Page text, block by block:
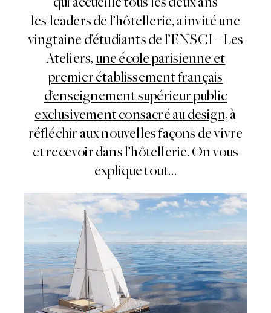
les leaders de l’hôtellerie, a invité une
vingtaine d’étudiants de l’ENSCI – Les
Ateliers, une école parisienne et
premier établissement français
d’enseignement supérieur public
exclusivement consacré au design, à
réfléchir aux nouvelles façons de vivre
et recevoir dans l’hôtellerie. On vous
explique tout…